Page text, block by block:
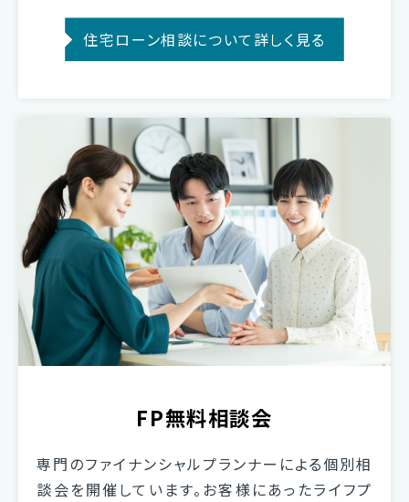
住宅ローン相談について詳しく見る
FP無料相談会
専門のファイナンシャルプランナーによる個別相
談会を開催しています。お客様にあったライフプ